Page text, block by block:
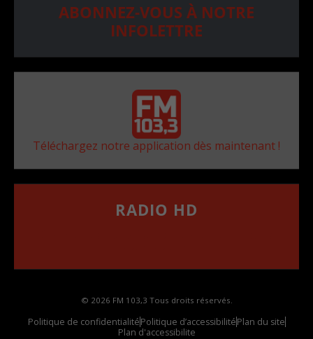
ABONNEZ-VOUS À NOTRE
INFOLETTRE
Téléchargez notre application dès maintenant !
RADIO HD
© 2026 FM 103,3 Tous droits réservés.
Politique de confidentialitéPolitique d’accessibilitéPlan du site
Plan d'accessibilite